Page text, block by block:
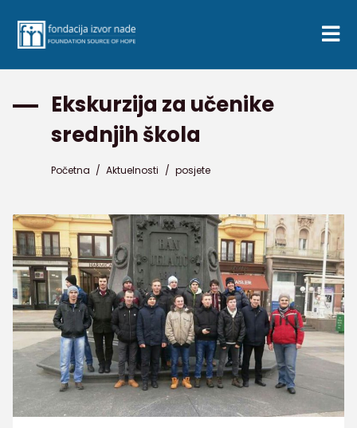
Ekskurzija za učenike
srednjih škola
Početna / Aktuelnosti / posjete